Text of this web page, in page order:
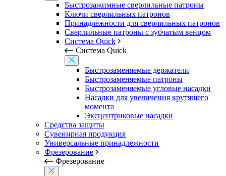
Быстрозажимные сверлильные патроны
Ключи сверлильных патронов
Принадлежности для сверлильных патронов
Сверлильные патроны с зубчатым венцом
Система Quick
Система Quick
Быстрозаменяемые держатели
Быстрозаменяемые патроны
Быстрозаменяемые угловые насадки
Насадки для увеличения крутящего
момента
Эксцентриковые насадки
Средства защиты
Сувенирная продукция
Универсальные принадлежности
Фрезерование
Фрезерование